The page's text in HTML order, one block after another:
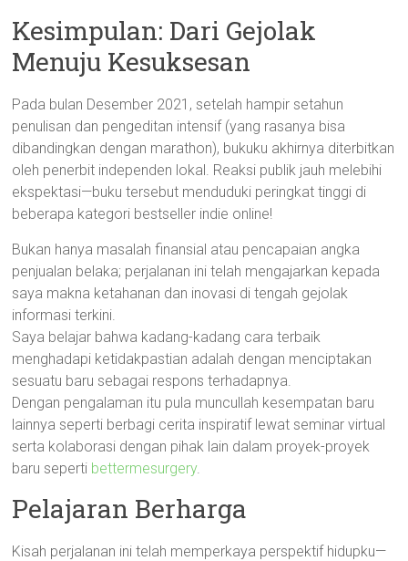
Kesimpulan: Dari Gejolak
Menuju Kesuksesan
Pada bulan Desember 2021, setelah hampir setahun
penulisan dan pengeditan intensif (yang rasanya bisa
dibandingkan dengan marathon), bukuku akhirnya diterbitkan
oleh penerbit independen lokal. Reaksi publik jauh melebihi
ekspektasi—buku tersebut menduduki peringkat tinggi di
beberapa kategori bestseller indie online!
Bukan hanya masalah finansial atau pencapaian angka
penjualan belaka; perjalanan ini telah mengajarkan kepada
saya makna ketahanan dan inovasi di tengah gejolak
informasi terkini.
Saya belajar bahwa kadang-kadang cara terbaik
menghadapi ketidakpastian adalah dengan menciptakan
sesuatu baru sebagai respons terhadapnya.
Dengan pengalaman itu pula muncullah kesempatan baru
lainnya seperti berbagi cerita inspiratif lewat seminar virtual
serta kolaborasi dengan pihak lain dalam proyek-proyek
baru seperti bettermesurgery.
Pelajaran Berharga
Kisah perjalanan ini telah memperkaya perspektif hidupku—